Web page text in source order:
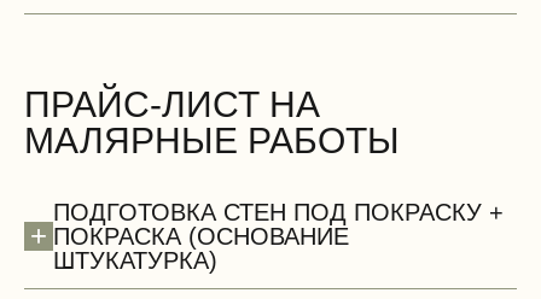
ПРАЙС-ЛИСТ НА
МАЛЯРНЫЕ РАБОТЫ
+
ПОДГОТОВКА СТЕН ПОД ПОКРАСКУ +
ПОКРАСКА (ОСНОВАНИЕ
ШТУКАТУРКА)